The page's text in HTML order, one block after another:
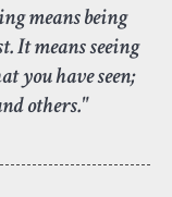
means being
It means seeing
you have seen;
others."